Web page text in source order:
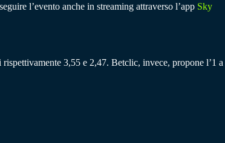
l’evento anche in streaming attraverso l’app Sky
3,55 e 2,47. Betclic, invece, propone l’1 a